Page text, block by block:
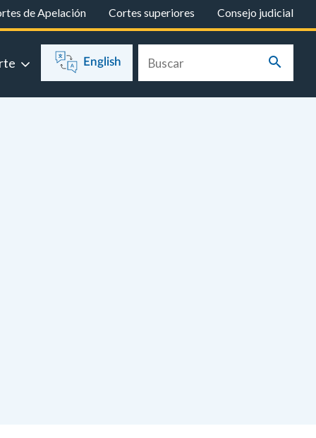
de Apelación Cortes superiores Consejo judicial
English